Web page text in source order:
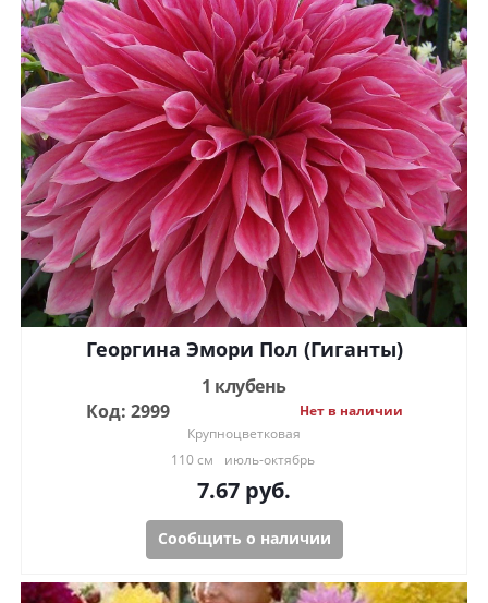
Георгина Эмори Пол (Гиганты)
1 клубень
Код: 2999
Нет в наличии
Крупноцветковая
110 см
июль-октябрь
7.67 руб.
Сообщить о наличии